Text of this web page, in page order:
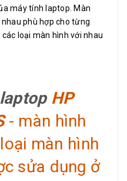
máy tính laptop. Màn
phù hợp cho từng
loại màn hình với nhau
HP
- màn hình
màn hình
sửa dụng ở